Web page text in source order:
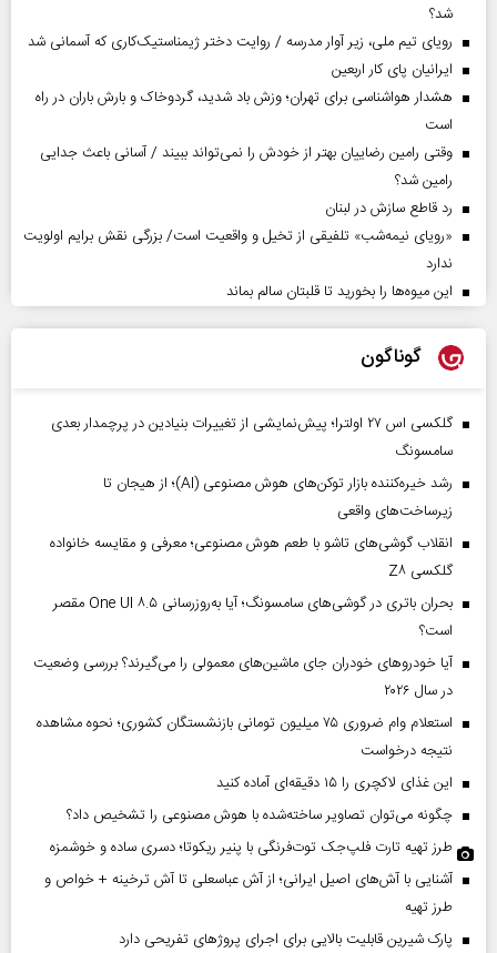
شد؟
رویای تیم ملی، زیر آوار مدرسه / روایت دختر ژیمناستیک‌کاری که آسمانی شد
ایرانیان پای کار اربعین
هشدار هواشناسی برای تهران؛ وزش باد شدید، گردوخاک و بارش باران در راه
است
وقتی رامین رضاییان بهتر از خودش را نمی‌تواند ببیند / آسانی باعث جدایی
رامین شد؟
رد قاطع سازش در لبنان
«رویای نیمه‌شب» تلفیقی از تخیل و واقعیت است/ بزرگی نقش برایم اولویت
ندارد
این میوه‌ها را بخورید تا قلبتان سالم بماند
گوناگون
گلکسی اس ۲۷ اولترا؛ پیش‌نمایشی از تغییرات بنیادین در پرچمدار بعدی
سامسونگ
رشد خیره‌کننده بازار توکن‌های هوش مصنوعی (AI)؛ از هیجان تا
زیرساخت‌های واقعی
انقلاب گوشی‌های تاشو‌ با طعم هوش مصنوعی؛ معرفی و مقایسه خانواده
گلکسی Z۸
بحران باتری در گوشی‌های سامسونگ؛ آیا به‌روزرسانی One UI ۸.۵ مقصر
است؟
آیا خودروهای خودران جای ماشین‌های معمولی را می‌گیرند؟ بررسی وضعیت
در سال ۲۰۲۶
استعلام وام ضروری ۷۵ میلیون تومانی بازنشستگان کشوری؛ نحوه مشاهده
نتیجه درخواست
این غذای لاکچری را ۱۵ دقیقه‌ای آماده کنید
چگونه می‌توان تصاویر ساخته‌شده با هوش مصنوعی را تشخیص داد؟
طرز تهیه تارت فلپ‌جک توت‌فرنگی با پنیر ریکوتا؛ دسری ساده و خوشمزه
آشنایی با آش‌های اصیل ایرانی؛ از آش عباسعلی تا آش ترخینه + خواص و
طرز تهیه
پارک شیرین قابلیت‌ بالایی برای اجرای پروژهای تفریحی دارد